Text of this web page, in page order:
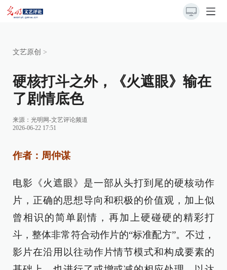
文艺原创 >
硬核打斗之外，《火遮眼》输在
了剧情底色
来源： 光明网-文艺评论频道
2026-06-22 17:51
作者：周仲谋
电影《火遮眼》是一部从头打到尾的硬核动作
片，正确的思想导向和积极的价值观，加上似
曾相识的简单剧情，再加上硬碰硬的精彩打
斗，整体非常符合动作片的“标准配方”。不过，
影片在沿用以往动作片情节模式和构成要素的